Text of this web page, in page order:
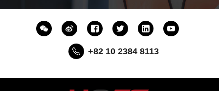
+82 10 2384 8113